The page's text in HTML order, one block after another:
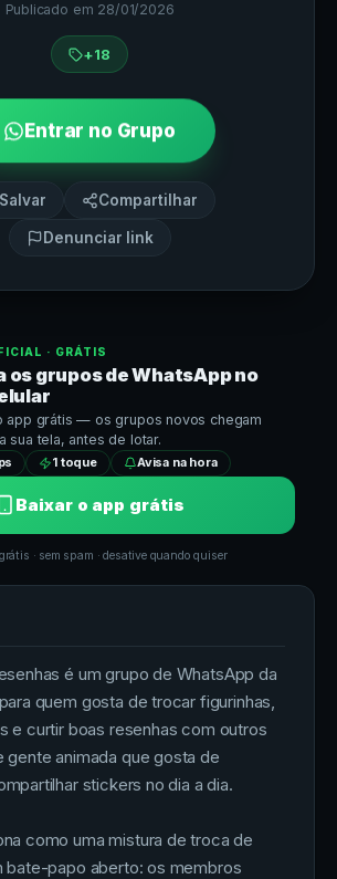
Publicado em 28/01/2026
+18
Entrar no Grupo
Compartilhar
Denunciar link
· GRÁTIS
os grupos deWhatsAppno
app grátis — os grupos novos chegam
sua tela, antes de lotar.
1 toque Avisa na hora
Baixar o app grátis
· sem spam · desative quando quiser
é um grupo de WhatsApp da
quem gosta de trocar figurinhas,
e curtir boas resenhas com outros
gente animada que gosta de
stickers no dia a dia.
como uma mistura de troca de
bate-papo aberto: os membros